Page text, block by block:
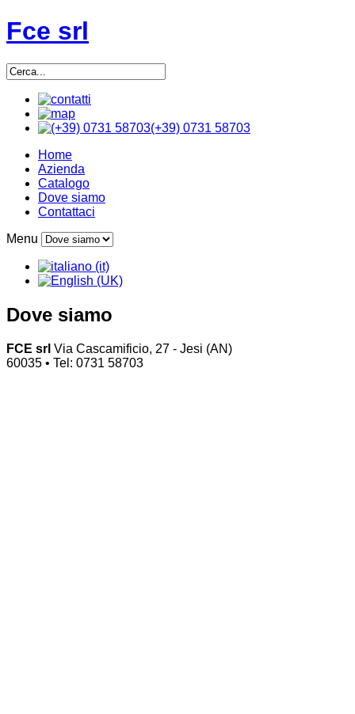
Fce srl
(+39) 0731 58703
Home
Azienda
Catalogo
Dove siamo
Contattaci
Menu
Dove siamo
FCE srl Via Cascamificio, 27 - Jesi (AN)
60035 • Tel: 0731 58703